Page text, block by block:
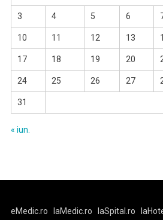
3 4 5 6
10 11 12 13
17 18 19 20
24 25 26 27
31
« iun.
eMedic.ro laMedic.ro laSpital.ro